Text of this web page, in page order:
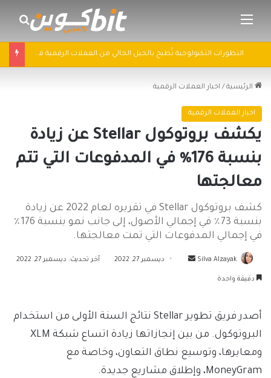
القائمة
التطورات التكنولوجية تُطيح بالجيل الحالي من العملات الرقمية في 2025: سباق التكنولوجيا يُعيد تشكيل مشهد الكريبتو
الرئيسية / اخبار العملات الرقمية
اخبار العملات الرقمية
يكشف بروتوكول Stellar عن زيادة
بنسبة 176٪ في المدفوعات التي تتم
معالجتها
كشف بروتوكول Stellar في تقريره لعام 2022 عن زيادة
بنسبة 73٪ في إجمالي الأصول، إلى جانب نمو بنسبة 176٪
في إجمالي المدفوعات التي تمت معالجتها.
Silva Alzayak
أرسل
ديسمبر 27, 2022 آخر تحديث: ديسمبر 27, 2022
دقيقة واحدة
أصدر فريق تطوير Stellar نتائج السنة الأولى من استخدام
البروتوكول. من بين إنجازاتها زيادة اتساع شبكة XLM
ومعايرها، وتوسيع نطاق التعاون، وخاصة مع
MoneyGram، وإطلاق مشاريع جديدة.